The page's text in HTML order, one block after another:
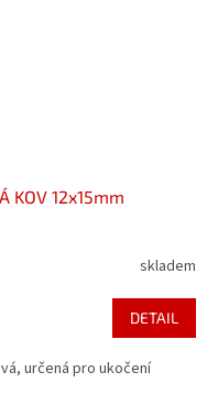
KOV 12x15mm
skladem
DETAIL
určená pro ukočení